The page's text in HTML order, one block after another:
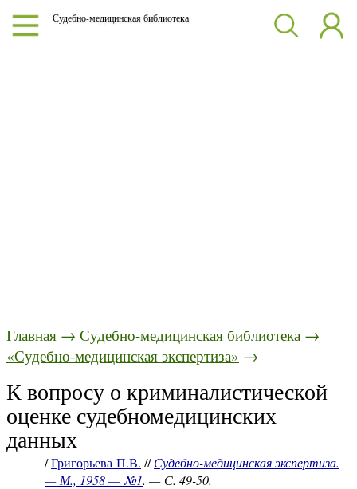
Судебно-медицинская библиотека
Главная → Судебно-медицинская библиотека →
«Судебно-медицинская экспертиза» →
К вопросу о криминалистической
оценке судебномедицинских
данных
/Григорьева П.В. //Судебно-медицинская экспертиза.
— М., 1958 — №1. — С. 49-50.